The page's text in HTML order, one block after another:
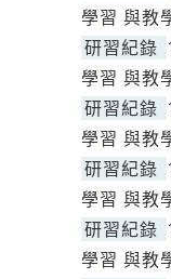
學習 與教
研習紀錄
學習 與教
研習紀錄
學習 與教
研習紀錄
學習 與教
研習紀錄
學習 與教